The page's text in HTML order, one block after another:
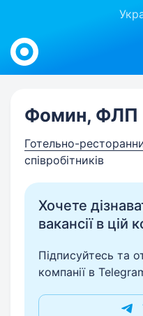
Work.ua
Фомин, ФЛП
Готельно-
співробітників
Хочете
вакансії в цій
Підписуйтесь та
компанії в